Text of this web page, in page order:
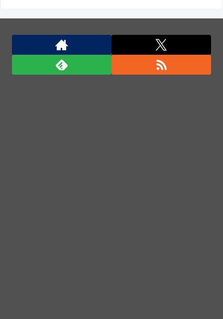
中国の三峡ダムが全開放流を実施…長江流域で深刻な